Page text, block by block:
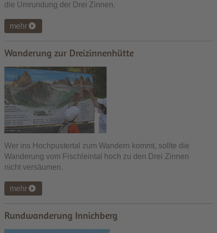
die Umrundung der Drei Zinnen.
mehr
Wanderung zur Dreizinnenhütte
Wer ins Hochpustertal zum Wandern kommt, sollte die
Wanderung vom Fischleintal hoch zu den Drei Zinnen
nicht versäumen.
mehr
Rundwanderung Innichberg